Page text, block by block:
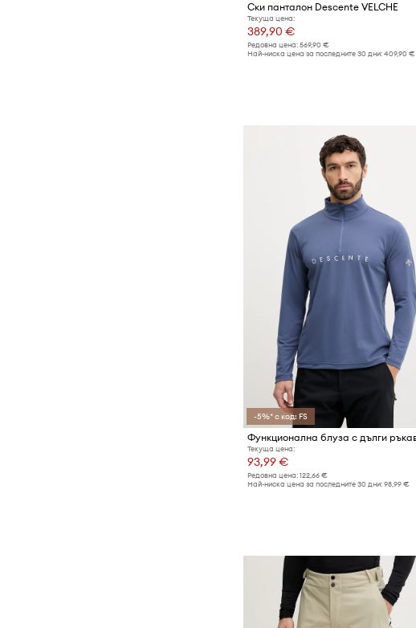
Ски панталон Descente VELCHE
Текуща цена:
389,90 €
Редовна цена: 569,90 €
Най-ниска цена за последните 30 дни: 409,90 €
-5%* с код: FS
Текуща цена:
93,99 €
Редовна цена: 122,66 €
Най-ниска цена за последните 30 дни: 98,99 €